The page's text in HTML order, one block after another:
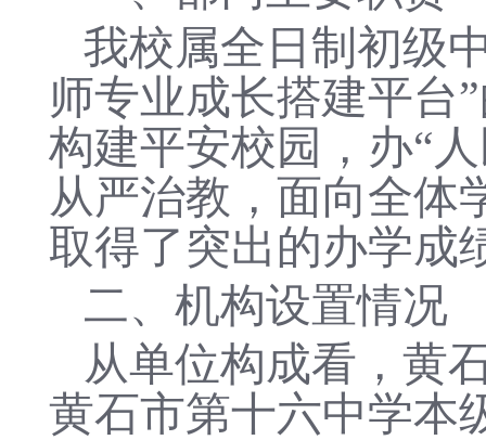
我校属全日制初级
师专业成长搭建平台
构建平安校园，办“
从严治教，面向全体
取得了突出的办学成
二、机构设置情况
从单位构成看， 黄
黄石市第十六中学本